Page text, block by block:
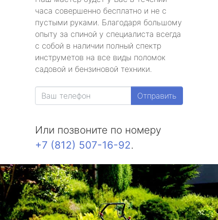
часа совершенно бесплатно и не с
пустыми руками. Благодаря большому
опыту за спиной у специалиста всегда
с собой в наличии полный спектр
инструметов на все виды поломок
садовой и бензиновой техники.
Отправить
Или позвоните по номеру
+7 (812) 507-16-92.